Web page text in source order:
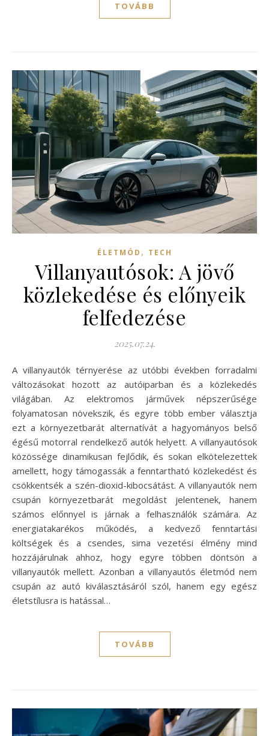
TOVÁBB
ÉLETMÓD , TECH
Villanyautósok: A jövő
közlekedése és előnyeik
felfedezése
2025.07.24.
A villanyautók térnyerése az utóbbi években forradalmi
változásokat hozott az autóiparban és a közlekedés
világában. Az elektromos járművek népszerűsége
folyamatosan növekszik, és egyre több ember választja
ezt a környezetbarát alternatívát a hagyományos belső
égésű motorral rendelkező autók helyett. A villanyautósok
közössége dinamikusan fejlődik, és sokan elkötelezettek
amellett, hogy támogassák a fenntartható közlekedést és
csökkentsék a szén-dioxid-kibocsátást. A villanyautók nem
csupán környezetbarát megoldást jelentenek, hanem
számos előnnyel is járnak a felhasználók számára. Az
energiatakarékos működés, a kedvező fenntartási
költségek és a csendes, sima vezetési élmény mind
hozzájárulnak ahhoz, hogy egyre többen döntsön a
villanyautók mellett. Azonban a villanyautós életmód nem
csupán az autó kiválasztásáról szól, hanem egy egész
életstílusra is hatással…
TOVÁBB